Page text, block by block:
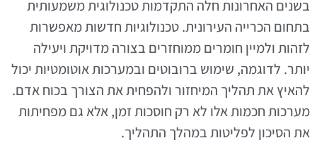
בשנים האחרונות חלה התקדמות טכנולוגית משמעותית
בתחום הכרייה העירונית. טכנולוגיות חדשות מאפשרות
לזהות ולמיין חומרים ממוחזרים בצורה מדויקת ויעילה
יותר. לדוגמה, שימוש ברובוטים ובמערכות אוטומטיות יכול
להאיץ את תהליך המיחזור ולהפחית את הצורך בכוח אדם.
מערכות חכמות אלו לא רק חוסכות זמן, אלא גם מפחיתות
את הסיכון לפליטות במהלך התהליך.